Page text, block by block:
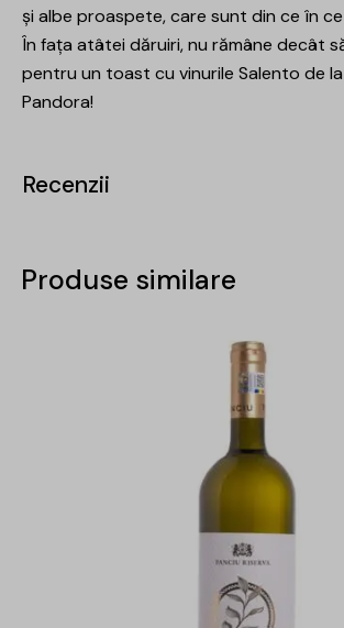
și albe proaspete, care sunt din ce în
În fața atâtei dăruiri, nu rămâne decât
pentru un toast cu vinurile Salento de
Pandora!
Recenzii
Produse similare